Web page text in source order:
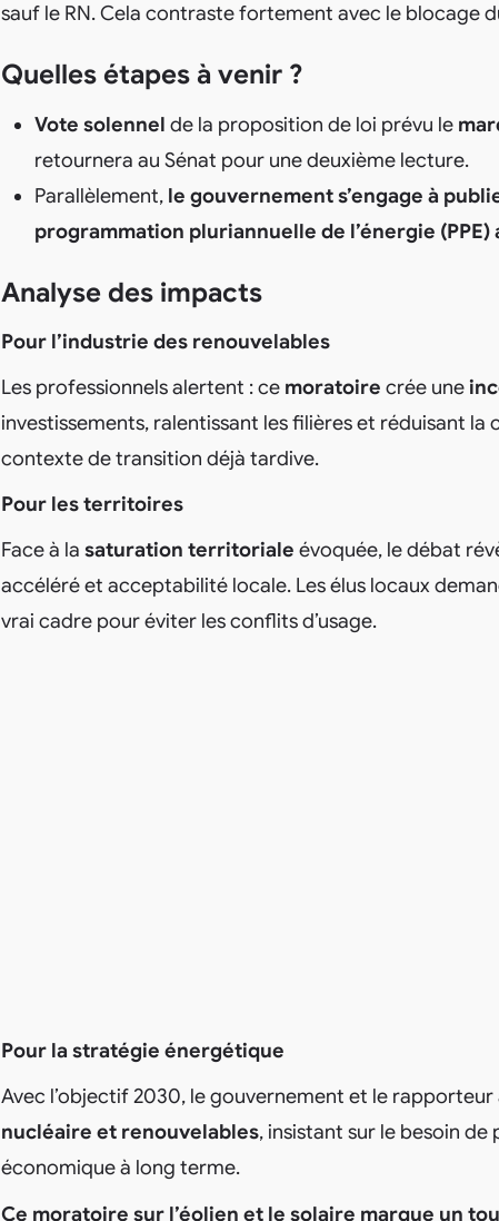
sauf le RN. Cela contraste fortement avec le blocage
Quelles étapes à venir ?
Vote solennel de la proposition de loi prévu le
retournera au Sénat pour une deuxième lecture.
Parallèlement, le gouvernement s’engage à
programmation pluriannuelle de l’énergie (PPE)
Analyse des impacts
Pour l’industrie des renouvelables
Les professionnels alertent : ce moratoire crée une
investissements, ralentissant les filières et réduisant
contexte de transition déjà tardive.
Pour les territoires
Face à la saturation territoriale évoquée, le débat
accéléré et acceptabilité locale. Les élus locaux
vrai cadre pour éviter les conflits d’usage.
Pour la stratégie énergétique
Avec l’objectif 2030, le gouvernement et le rapporteur
nucléaire et renouvelables, insistant sur le besoin
économique à long terme.
Ce moratoire sur l’éolien et le solaire marque un